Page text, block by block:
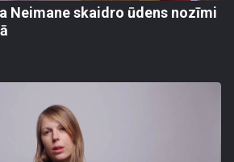
Neimane skaidro ūdens nozīmi